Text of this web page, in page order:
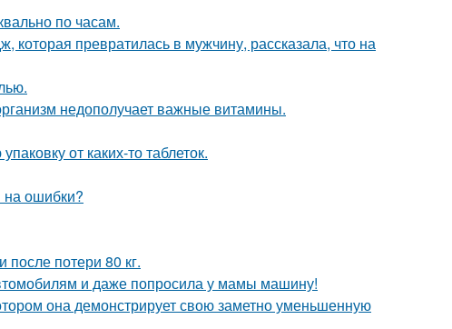
по часам.
превратилась в мужчину, рассказала, что на
недополучает важные витамины.
от каких-то таблеток.
на ошибки?
потери 80 кг.
и даже попросила у мамы машину!
она демонстрирует свою заметно уменьшенную